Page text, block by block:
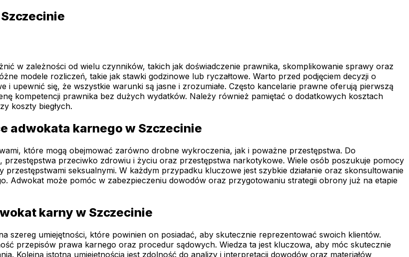
w zależności od wielu czynników, takich jak doświadczenie prawnika, skomplikowanie sprawy oraz
modele rozliczeń, takie jak stawki godzinowe lub ryczałtowe. Warto przed podjęciem decyzji o
upewnić się, że wszystkie warunki są jasne i zrozumiałe. Często kancelarie prawne oferują pierwszą
kompetencji prawnika bez dużych wydatków. Należy również pamiętać o dodatkowych kosztach
koszty biegłych.
adwokata karnego w Szczecinie
które mogą obejmować zarówno drobne wykroczenia, jak i poważne przestępstwa. Do
przeciwko zdrowiu i życiu oraz przestępstwa narkotykowe. Wiele osób poszukuje pomocy
seksualnymi. W każdym przypadku kluczowe jest szybkie działanie oraz skonsultowanie
Adwokat może pomóc w zabezpieczeniu dowodów oraz przygotowaniu strategii obrony już na etapie
karny w Szczecinie
szereg umiejętności, które powinien on posiadać, aby skutecznie reprezentować swoich klientów.
przepisów prawa karnego oraz procedur sądowych. Wiedza ta jest kluczowa, aby móc skutecznie
Kolejną istotną umiejętnością jest zdolność do analizy i interpretacji dowodów oraz materiałów